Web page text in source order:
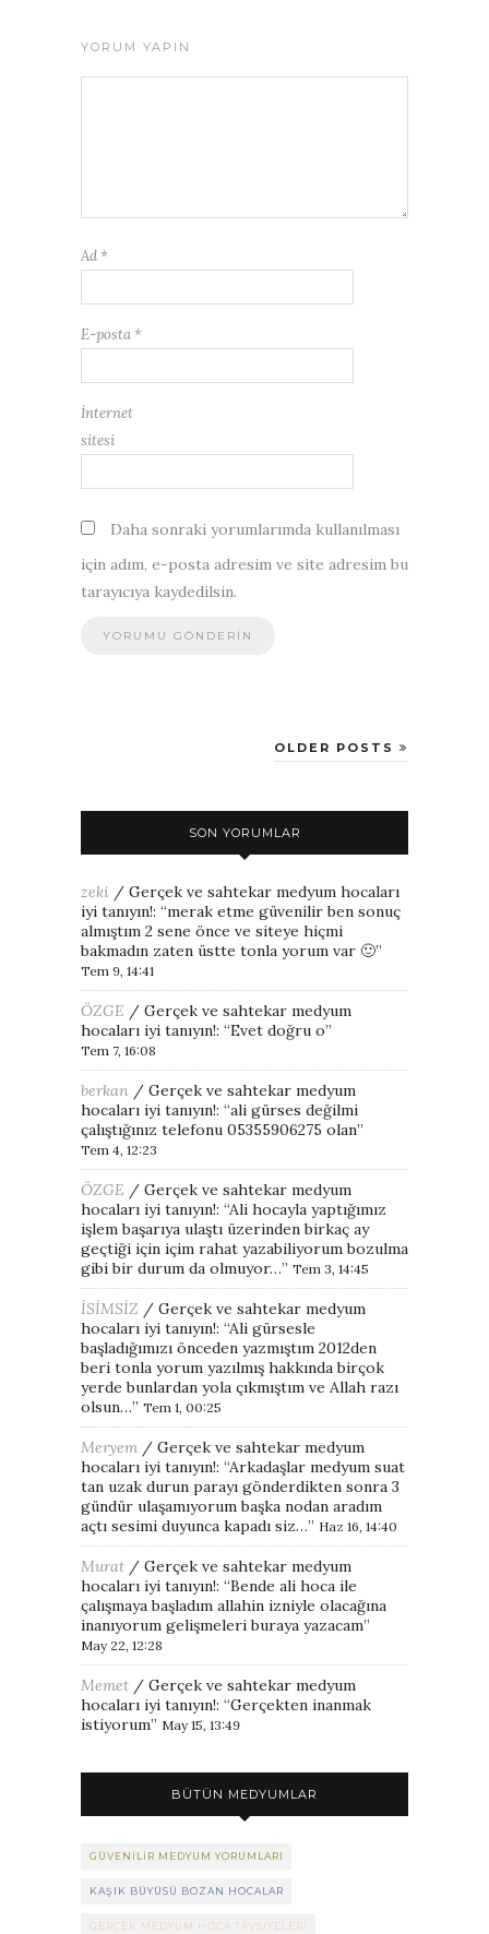
YORUM YAPIN
Ad *
E-posta *
İnternet
sitesi
Daha sonraki yorumlarımda kullanılması
için adım, e-posta adresim ve site adresim bu
tarayıcıya kaydedilsin.
OLDER POSTS
SON YORUMLAR
zeki / Gerçek ve sahtekar medyum hocaları
iyi tanıyın!: “merak etme güvenilir ben sonuç
almıştım 2 sene önce ve siteye hiçmi
bakmadın zaten üstte tonla yorum var 🙂”
Tem 9, 14:41
ÖZGE / Gerçek ve sahtekar medyum
hocaları iyi tanıyın!: “Evet doğru o”
Tem 7, 16:08
berkan / Gerçek ve sahtekar medyum
hocaları iyi tanıyın!: “ali gürses değilmi
çalıştığınız telefonu 05355906275 olan”
Tem 4, 12:23
ÖZGE / Gerçek ve sahtekar medyum
hocaları iyi tanıyın!: “Ali hocayla yaptığımız
işlem başarıya ulaştı üzerinden birkaç ay
geçtiği için içim rahat yazabiliyorum bozulma
gibi bir durum da olmuyor…” Tem 3, 14:45
İSİMSİZ / Gerçek ve sahtekar medyum
hocaları iyi tanıyın!: “Ali gürsesle
başladığımızı önceden yazmıştım 2012den
beri tonla yorum yazılmış hakkında birçok
yerde bunlardan yola çıkmıştım ve Allah razı
olsun…” Tem 1, 00:25
Meryem / Gerçek ve sahtekar medyum
hocaları iyi tanıyın!: “Arkadaşlar medyum suat
tan uzak durun parayı gönderdikten sonra 3
gündür ulaşamıyorum başka nodan aradım
açtı sesimi duyunca kapadı siz…” Haz 16, 14:40
Murat / Gerçek ve sahtekar medyum
hocaları iyi tanıyın!: “Bende ali hoca ile
çalışmaya başladım allahin izniyle olacağına
inanıyorum gelişmeleri buraya yazacam”
May 22, 12:28
Memet / Gerçek ve sahtekar medyum
hocaları iyi tanıyın!: “Gerçekten inanmak
istiyorum” May 15, 13:49
BÜTÜN MEDYUMLAR
GÜVENILIR MEDYUM YORUMLARI
KAŞIK BÜYÜSÜ BOZAN HOCALAR
GERÇEK MEDYUM HOCA TAVSIYELERI